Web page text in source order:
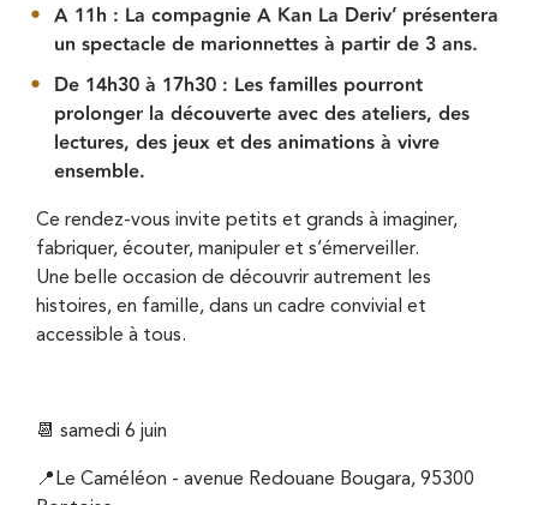
A 11h : La compagnie A Kan La Deriv’ présentera
un spectacle de marionnettes à partir de 3 ans.
De 14h30 à 17h30 : Les familles pourront
prolonger la découverte avec des ateliers, des
lectures, des jeux et des animations à vivre
ensemble.
Ce rendez-vous invite petits et grands à imaginer,
fabriquer, écouter, manipuler et s’émerveiller.
Une belle occasion de découvrir autrement les
histoires, en famille, dans un cadre convivial et
accessible à tous.
📆 samedi 6 juin
📍Le Caméléon - avenue Redouane Bougara, 95300